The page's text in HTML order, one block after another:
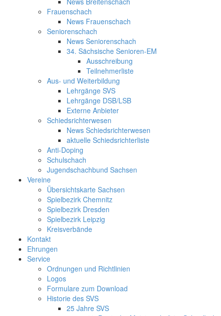
Frauenschach
News Frauenschach
Seniorenschach
News Seniorenschach
34. Sächsische Senioren-EM
Ausschreibung
Teilnehmerliste
Aus- und Weiterbildung
Lehrgänge SVS
Lehrgänge DSB/LSB
Externe Anbieter
Schiedsrichterwesen
News Schiedsrichterwesen
aktuelle Schiedsrichterliste
Anti-Doping
Schulschach
Jugendschachbund Sachsen
Vereine
Übersichtskarte Sachsen
Spielbezirk Chemnitz
Spielbezirk Dresden
Spielbezirk Leipzig
Kreisverbände
Kontakt
Ehrungen
Service
Ordnungen und Richtlinien
Logos
Formulare zum Download
Historie des SVS
25 Jahre SVS